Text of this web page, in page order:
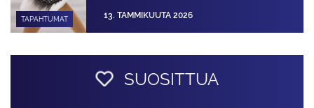
TAPAHTUMAT 13. TAMMIKUUTA 2026
SUOSITTUA